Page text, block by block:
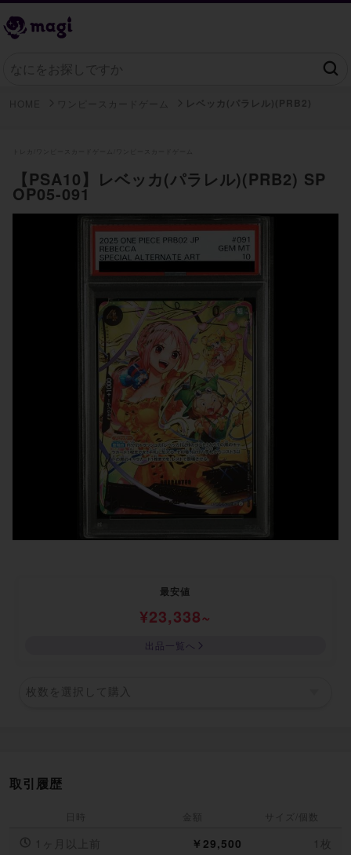
【PSA10】レベッカ(パラレル)(PRB2) SP
OP05-091
最安値
¥23,338~
出品一覧へ
枚数を選択して購入
取引履歴
日時 金額 サイズ/個数
1ヶ月以上前 ￥29,500 1枚